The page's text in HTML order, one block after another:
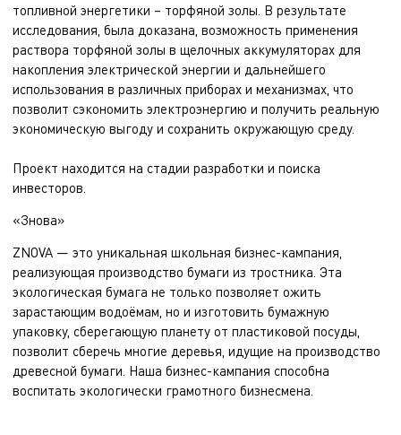
топливной энергетики – торфяной золы. В результате
исследования, была доказана, возможность применения
раствора торфяной золы в щелочных аккумуляторах для
накопления электрической энергии и дальнейшего
использования в различных приборах и механизмах, что
позволит сэкономить электроэнергию и получить реальную
экономическую выгоду и сохранить окружающую среду.
Проект находится на стадии разработки и поиска
инвесторов.
«Знова»
ZNOVA — это уникальная школьная бизнес-кампания,
реализующая производство бумаги из тростника. Эта
экологическая бумага не только позволяет ожить
зарастающим водоёмам, но и изготовить бумажную
упаковку, сберегающую планету от пластиковой посуды,
позволит сберечь многие деревья, идущие на производство
древесной бумаги. Наша бизнес-кампания способна
воспитать экологически грамотного бизнесмена.